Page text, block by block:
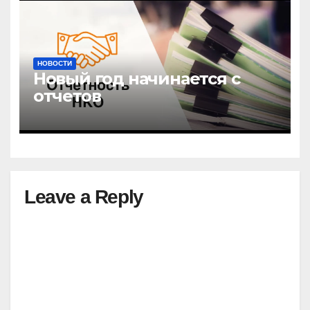
НОВОСТИ
Новый год начинается с
отчетов
Leave a Reply